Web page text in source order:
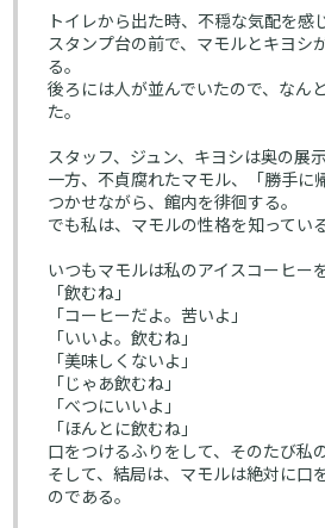
トイレから出た時、不穏な気配を感
スタンプ台の前で、マモルとキヨシ
る。
後ろには人が並んでいたので、なん
た。
スタッフ、ジュン、キヨシは奥の展
一方、不貞腐れたマモル、「勝手に
つかせながら、館内を徘徊する。
でも私は、マモルの性格を知っている
いつもマモルは私のアイスコーヒー
「飲むね」
「コーヒーだよ。苦いよ」
「いいよ。飲むね」
「美味しくないよ」
「じゃあ飲むね」
「べつにいいよ」
「ほんとに飲むね」
口をつけるふりをして、そのたび私
そして、結局は、マモルは絶対に口
のである。